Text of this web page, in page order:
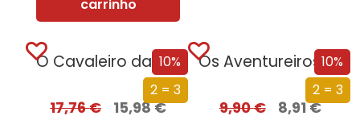
carrinho
10%
2 = 3
O Cavaleiro da Morte
17,76€ 15,98€
10%
2 = 3
Os Aventureiros – Na Ilha Misteriosa
9,90€ 8,91€